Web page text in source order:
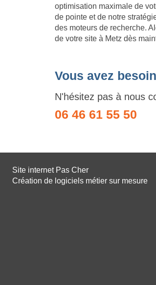
optimisation maximale de
de pointe et de notre
des moteurs de recherche.
de votre site à Metz dès
Vous avez
N'hésitez pas à nous
06 46 61 55 50
Site internet Pas Cher
Création de logiciels métier sur mesure